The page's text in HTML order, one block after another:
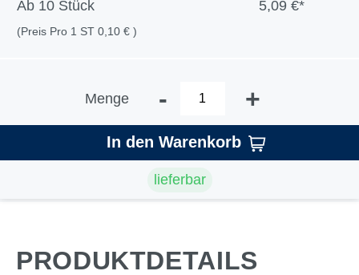
Ab 10 Stück 5,09 €*
(Preis Pro 1 ST 0,10 € )
Menge - +
In den Warenkorb
lieferbar
PRODUKTDETAILS